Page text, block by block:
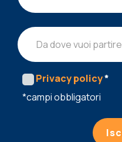
Da dove vuoi partire
Privacy policy*
*campi obbligatori